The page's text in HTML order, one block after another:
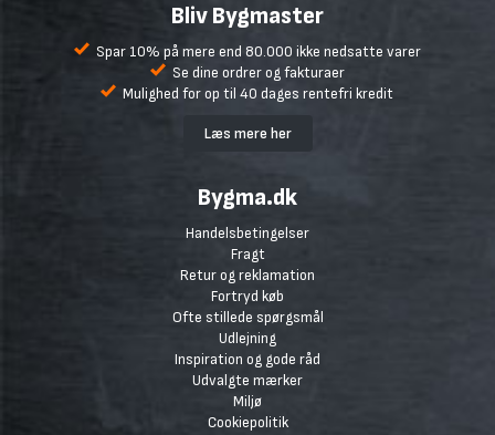
Bliv Bygmaster
Spar 10% på mere end 80.000 ikke nedsatte varer
Se dine ordrer og fakturaer
Mulighed for op til 40 dages rentefri kredit
Læs mere her
Bygma.dk
Handelsbetingelser
Fragt
Retur og reklamation
Fortryd køb
Ofte stillede spørgsmål
Udlejning
Inspiration og gode råd
Udvalgte mærker
Miljø
Cookiepolitik